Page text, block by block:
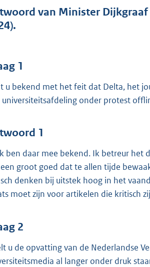
van Minister Dijkgraaf
1
u bekend met het feit dat Delta, het
universiteitsafdeling onder protest
1
ben daar mee bekend. Ik betreur
groot goed dat te allen tijde
denken bij uitstek hoog in het
moet zijn voor artikelen die kritisch
2
u de opvatting van de Nederlandse
al langer onder druk